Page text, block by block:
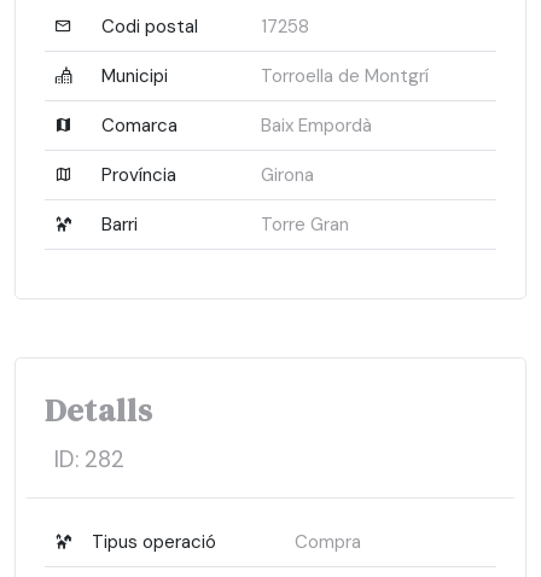
Codi postal 17258
Municipi Torroella de Montgrí
Comarca Baix Empordà
Província Girona
Barri Torre Gran
Detalls
ID: 282
Tipus operació Compra